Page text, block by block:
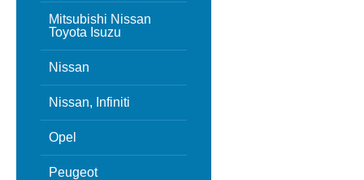
Mitsubishi Nissan
Toyota Isuzu
Nissan
Nissan, Infiniti
Opel
Peugeot